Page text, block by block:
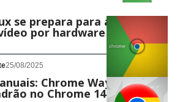
se prepara para ativar a
por hardware por
25/08/2025
Chrome Wayland
no Chrome 140